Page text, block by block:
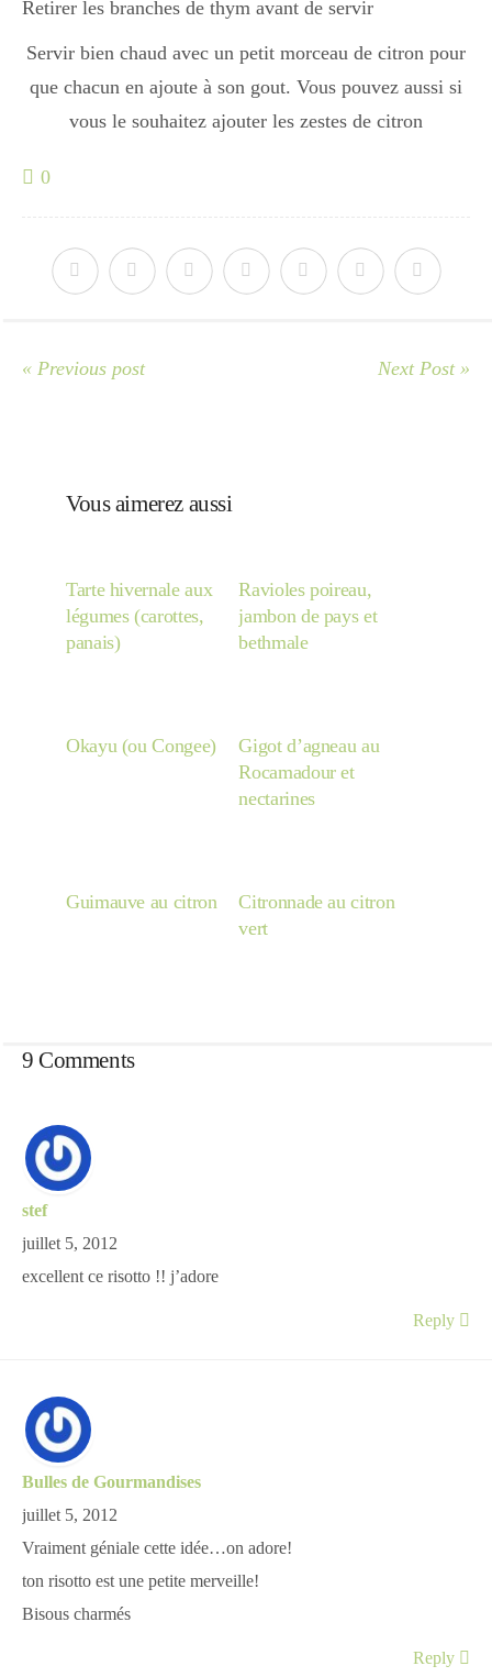
Halloween
Boulette
Retirer les branches de thym avant de servir
Servir bien chaud avec un petit morceau de citron pour
que chacun en ajoute à son gout. Vous pouvez aussi si
vous le souhaitez ajouter les zestes de citron
0
« Previous post Next Post »
Vous aimerez aussi
Tarte hivernale aux
légumes (carottes,
panais)
Ravioles poireau,
jambon de pays et
bethmale
Okayu (ou Congee)
Gigot d’agneau au
Rocamadour et
nectarines
Guimauve au citron
Citronnade au citron
vert
9 Comments
stef
juillet 5, 2012
excellent ce risotto !! j’adore
Reply
Bulles de Gourmandises
juillet 5, 2012
Vraiment géniale cette idée…on adore!
ton risotto est une petite merveille!
Bisous charmés
Reply